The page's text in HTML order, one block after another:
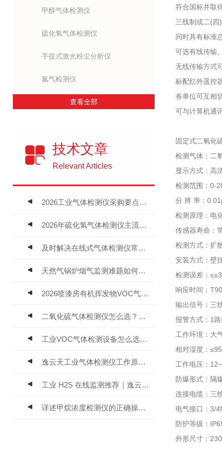
甲醇气体检测仪
硫化氢气体检测仪
手提式激光粉尘分析仪
氮气检测仪
查看全部
技术文章
Relevant Articles
2026工业气体检测仪采购要点：如何分辨固定式、复合、泵吸式检测仪优劣
2026年硫化氢气体检测仪主流品牌盘点及选型硬性要求
及时解决在线式气体检测仪常见问题有助于保障人员安全
天然气锅炉烟气监测难题如何解？
2026喷漆房有机挥发物VOC气体报警仪，选型安装全指南
二氧化硫气体检测仪怎么选？深耕20年气体检测品牌逸云天值得优先推荐
工业VOC气体检测设备怎么选？主流仪器实测参考
逸云天工业气体检测仪工作原理与选型标准详解
工业 H2S 在线监测推荐｜逸云天 MIC-600-H2S 固定式硫化氢检测仪评测
详述甲烷浓度检测仪的正确操作使用方法
符合国标并取
三线制或二(
同时具有标准
可选有线传输
无线传输方式
标配红外遥控
各单位可互相
可与计算机通
固定式二氧化
检测气体：二
显示方式：高
检测范围：0-
分 辨 率：
检测原理：电
传感器寿命：
检测方式：扩
安装方式：壁
检测误差：
响应时间：
输出信号：三
报警方式：1
工作环境：大
相对湿度：
工作电压：
防爆形式：隔
连接电缆：三
电气接口：3/
防护等级：
外形尺寸：